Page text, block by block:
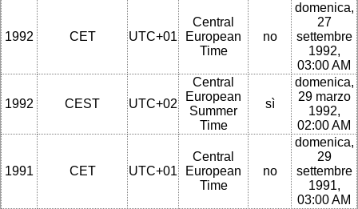
1992 CET UTC+01
Central
European
Time
no
domenica,
27
settembre
1992,
03:00 AM
1992 CEST UTC+02
Central
European
Summer
Time
sì
domenica,
29 marzo
1992,
02:00 AM
1991 CET UTC+01
Central
European
Time
no
domenica,
29
settembre
1991,
03:00 AM